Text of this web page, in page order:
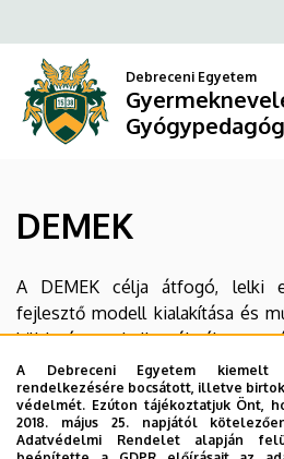
Kar
a
tartalomra
Debreceni Egyetem
DEMEK
A DEMEK célja átfogó, lelki
fejlesztő modell kialakítása és
küldetése a hallgatók
komplex támogatása és a
mentálhigiénés szemléletének
lehetőséget teremt arra, hogy
jusson a Központunk
A Debreceni Egyetem kiemelt
rendelkezésére bocsátott, illetve
védelmét. Ezúton tájékoztatjuk Önt,
2018. május 25. napjától
Adatvédelmi Rendelet alapján